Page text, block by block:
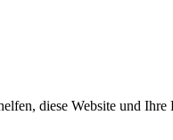
diese Website und